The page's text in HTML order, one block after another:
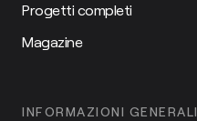
Progetti completi
Magazine
INFORMAZIONI GENERALI